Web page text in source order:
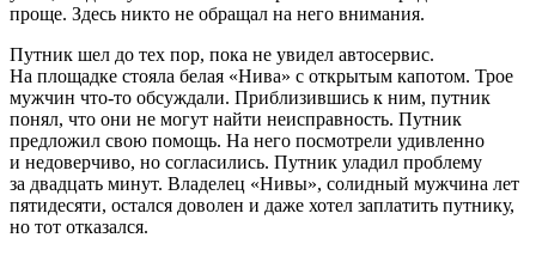
проще. Здесь никто не обращал на него внимания.
Путник шел до тех пор, пока не увидел автосервис.
На площадке стояла белая «Нива» с открытым капотом. Трое
мужчин что-то обсуждали. Приблизившись к ним, путник
понял, что они не могут найти неисправность. Путник
предложил свою помощь. На него посмотрели удивленно
и недоверчиво, но согласились. Путник уладил проблему
за двадцать минут. Владелец «Нивы», солидный мужчина лет
пятидесяти, остался доволен и даже хотел заплатить путнику,
но тот отказался.